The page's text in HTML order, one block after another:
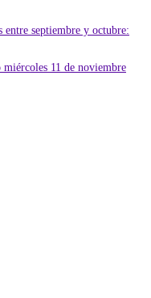
entre septiembre y octubre:
11 de noviembre